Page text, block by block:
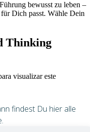
bewusst zu leben –
Dich passt. Wähle Dein
Thinking
visualizar este
findest Du hier alle